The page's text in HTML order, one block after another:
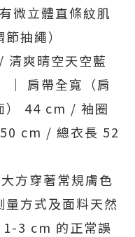
微立體直條紋肌
抽繩）
清爽晴空天空藍
｜ 肩帶全寬（肩
） 44 cm / 袖圈
cm / 總衣長 52
方穿著常規膚色
方式及面料天然
1-3 cm 的正常誤